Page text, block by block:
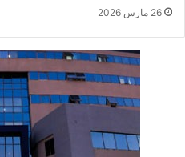
26 مارس 2026